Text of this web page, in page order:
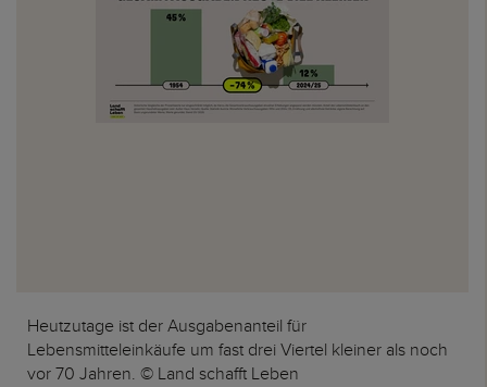
Heutzutage ist der Ausgabenanteil für
Lebensmitteleinkäufe um fast drei Viertel kleiner als noch
vor 70 Jahren. © Land schafft Leben